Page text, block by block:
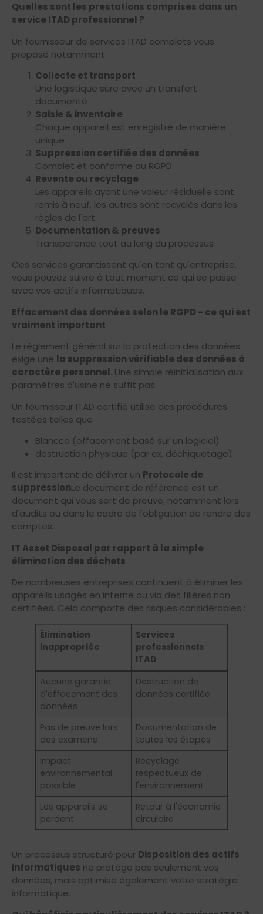
Quelles sont les prestations comprises dans un
service ITAD professionnel ?
Un fournisseur de services ITAD complets vous
propose notamment
Collecte et transport
Une logistique sûre avec un transfert
documenté
Saisie & inventaire
Chaque appareil est enregistré de manière
unique
Suppression certifiée des données
Complet et conforme au RGPD
Revente ou recyclage
Les appareils ayant une valeur résiduelle sont
remis à neuf, les autres sont recyclés dans les
règles de l'art.
Documentation & preuves
Transparence tout au long du processus
Ces services garantissent qu'en tant qu'entreprise,
vous pouvez suivre à tout moment ce qui se passe
avec vos actifs informatiques.
Effacement des données selon le RGPD - ce qui est
vraiment important
Le règlement général sur la protection des données
exige une la suppression vérifiable des données à
caractère personnel. Une simple réinitialisation aux
paramètres d'usine ne suffit pas.
Un fournisseur ITAD certifié utilise des procédures
testées telles que
Blancco (effacement basé sur un logiciel)
destruction physique (par ex. déchiquetage)
Il est important de délivrer un Protocole de
suppressionLe document de référence est un
document qui vous sert de preuve, notamment lors
d'audits ou dans le cadre de l'obligation de rendre des
comptes.
IT Asset Disposal par rapport à la simple
élimination des déchets
De nombreuses entreprises continuent à éliminer les
appareils usagés en interne ou via des filières non
certifiées. Cela comporte des risques considérables :
Élimination
inappropriée
Services
professionnels
ITAD
Aucune garantie
d'effacement des
données
Destruction de
données certifiée
Pas de preuve lors
des examens
Documentation de
toutes les étapes
Impact
environnemental
possible
Recyclage
respectueux de
l'environnement
Les appareils se
perdent
Retour à l'économie
circulaire
Un processus structuré pour Disposition des actifs
informatiques ne protège pas seulement vos
données, mais optimise également votre stratégie
informatique.